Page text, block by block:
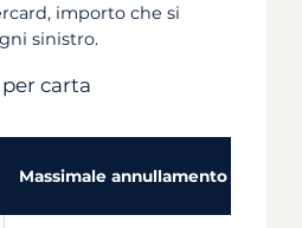
importo che si
sinistro.
carta
Massimale annullamento